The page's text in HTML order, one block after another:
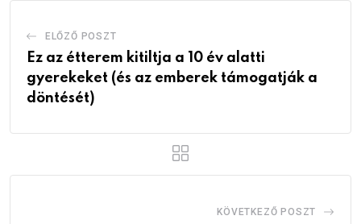
ELŐZŐ POSZT
Ez az étterem kitiltja a 10 év alatti
gyerekeket (és az emberek támogatják a
döntését)
KÖVETKEZŐ POSZT